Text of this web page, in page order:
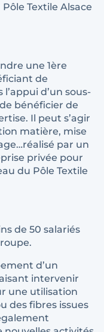
Textile Alsace
une 1ère
de
d’un sous-
bénéficier de
Il peut s’agir
matière, mise
par un
privée pour
du Pôle Textile
de 50 salariés
d’un
intervenir
une utilisation
des fibres issues